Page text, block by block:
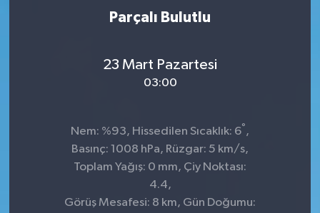
Parçalı Bulutlu
23 Mart Pazartesi
03:00
Nem: %93, Hissedilen Sıcaklık: 6° ,
Basınç: 1008 hPa, Rüzgar: 5 km/s,
Toplam Yağış: 0 mm, Çiy Noktası:
4.4,
Görüş Mesafesi: 8 km, Gün Doğumu: